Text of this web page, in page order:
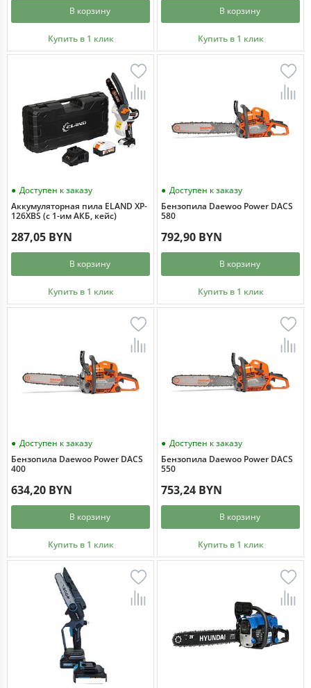
В корзину
Купить в 1 клик
В корзину
Купить в 1 клик
Доступен к заказу
Аккумуляторная пила ELAND XP-
126XBS (с 1-им АКБ, кейс)
287,05 BYN
В корзину
Купить в 1 клик
Доступен к заказу
Бензопила Daewoo Power DACS
580
792,90 BYN
В корзину
Купить в 1 клик
Доступен к заказу
Бензопила Daewoo Power DACS
400
634,20 BYN
В корзину
Купить в 1 клик
Доступен к заказу
Бензопила Daewoo Power DACS
550
753,24 BYN
В корзину
Купить в 1 клик